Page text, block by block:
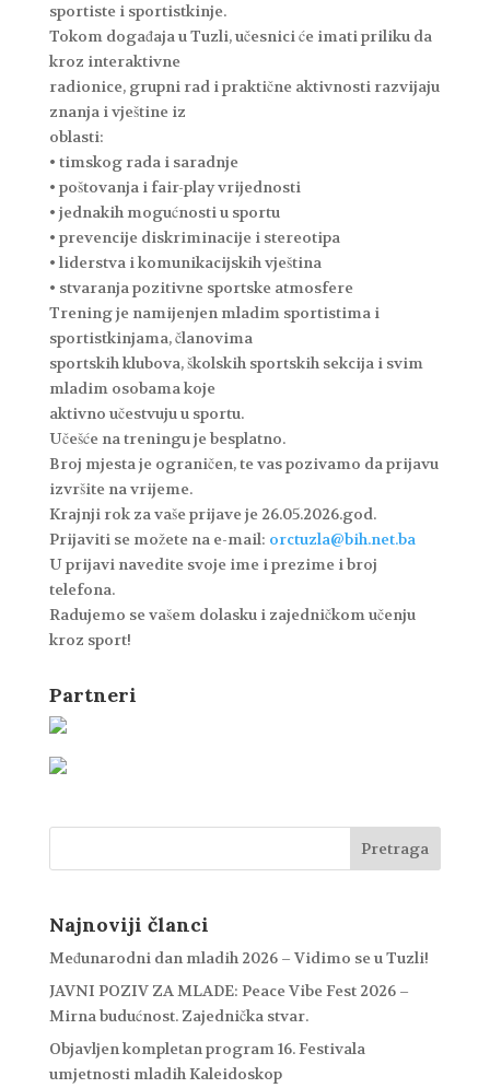
sportiste i sportistkinje.
Tokom događaja u Tuzli, učesnici će imati priliku da
kroz interaktivne
radionice, grupni rad i praktične aktivnosti razvijaju
znanja i vještine iz
oblasti:
• timskog rada i saradnje
• poštovanja i fair-play vrijednosti
• jednakih mogućnosti u sportu
• prevencije diskriminacije i stereotipa
• liderstva i komunikacijskih vještina
• stvaranja pozitivne sportske atmosfere
Trening je namijenjen mladim sportistima i
sportistkinjama, članovima
sportskih klubova, školskih sportskih sekcija i svim
mladim osobama koje
aktivno učestvuju u sportu.
Učešće na treningu je besplatno.
Broj mjesta je ograničen, te vas pozivamo da prijavu
izvršite na vrijeme.
Krajnji rok za vaše prijave je 26.05.2026.god.
Prijaviti se možete na e-mail: orctuzla@bih.net.ba
U prijavi navedite svoje ime i prezime i broj
telefona.
Radujemo se vašem dolasku i zajedničkom učenju
kroz sport!
Partneri
Najnoviji članci
Međunarodni dan mladih 2026 – Vidimo se u Tuzli!
JAVNI POZIV ZA MLADE: Peace Vibe Fest 2026 –
Mirna budućnost. Zajednička stvar.
Objavljen kompletan program 16. Festivala
umjetnosti mladih Kaleidoskop